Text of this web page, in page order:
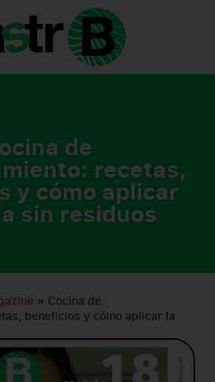
de
recetas,
y cómo aplicar
sin residuos
» Cocina de
beneficios y cómo aplicar la